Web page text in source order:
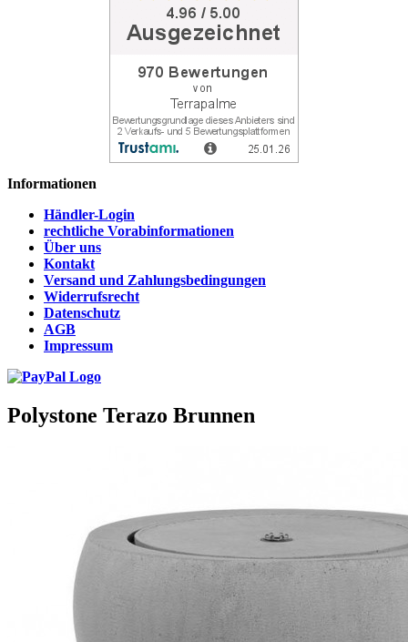
Informationen
Händler-Login
rechtliche Vorabinformationen
Über uns
Kontakt
Versand und Zahlungsbedingungen
Widerrufsrecht
Datenschutz
AGB
Impressum
Polystone Terazo Brunnen